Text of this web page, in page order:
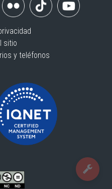
sitio
y teléfonos